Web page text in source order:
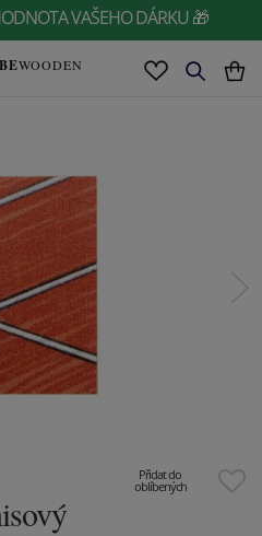
VAŠEHO DÁRKU 🎁
BEWOODEN
Přidat do
oblíbených